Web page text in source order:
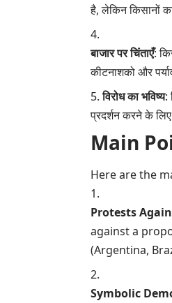
है, लेकिन किसानों
बाजार पर चिंताएँ:
कीटनाशको और
विरोध का भविष्य:
प्रदर्शन करने के
Main
Here are the
Protests
against a
(Argentina,
Symbolic